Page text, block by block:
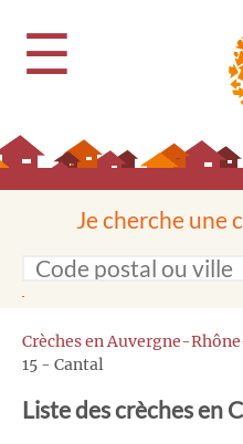
☰
Je cherche une
Crèches en Auvergne-
15 - Cantal
Liste des crèches en